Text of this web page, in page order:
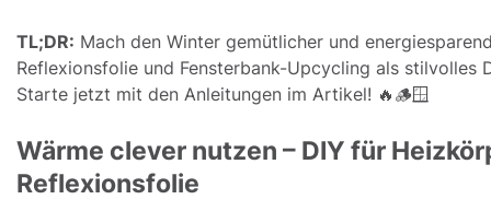
TL;DR: Mach den Winter gemütlicher und
Reflexionsfolie und Fensterbank-Upcycling als stilvolles
Starte jetzt mit den Anleitungen im Artikel! 🔥🪵🪟
Wärme clever nutzen – DIY für
Reflexionsfolie